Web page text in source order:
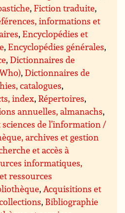
,Fiction traduite,
informations et
,Encyclopédies et
,Encyclopédies générales,
,Dictionnaires de
,Dictionnaires de
catalogues,
index,Répertoires,
annuelles, almanachs,
de l’information /
archives et gestion
et accès à
informatiques,
ressources
,Acquisitions et
, Bibliographie